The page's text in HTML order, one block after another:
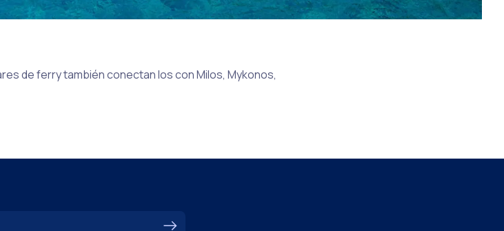
de ferry también conectan Ios con Milos, Mykonos,